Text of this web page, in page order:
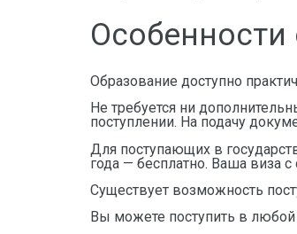
Особенности
Образование доступно
Не требуется ни
поступлении. На подачу
Для поступающих в
года — бесплатно. Ваша виза
Существует возможность
Вы можете поступить в